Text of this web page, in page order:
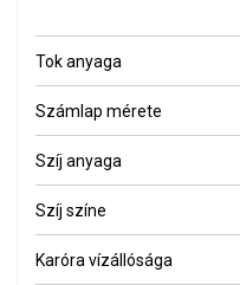
Tok anyaga
Számlap mérete
Szíj anyaga
Szíj színe
Karóra vízállósága